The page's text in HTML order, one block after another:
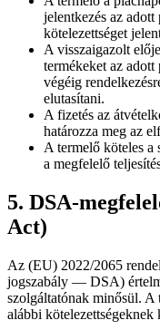
jelentkezés az
kötelezettséget
A visszaigazolt
termékeket az
végéig
elutasítani.
A fizetés az
határozza meg az
A termelő köteles a
a megfelelő
5. DSA-
Act)
Az (EU) 2022/2065
jogszabály — DSA)
szolgáltatónak minősül.
alábbi kötelezettségeknek